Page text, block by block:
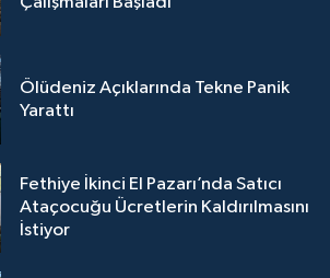
Ölüdeniz Açıklarında Tekne Panik
Yarattı
Fethiye İkinci El Pazarı’nda Satıcı
Ataçocuğu Ücretlerin Kaldırılmasını
İstiyor